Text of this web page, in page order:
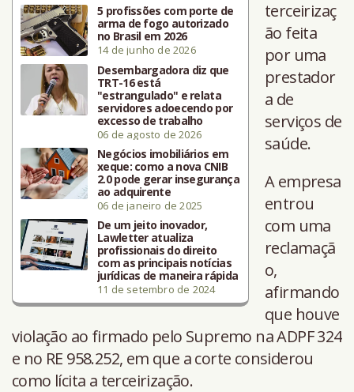
5 profissões com porte de
arma de fogo autorizado
no Brasil em 2026
14 de junho de 2026
Desembargadora diz que
TRT-16 está
"estrangulado" e relata
servidores adoecendo por
excesso de trabalho
06 de agosto de 2026
Negócios imobiliários em
xeque: como a nova CNIB
2.0 pode gerar insegurança
ao adquirente
06 de janeiro de 2025
De um jeito inovador,
Lawletter atualiza
profissionais do direito
com as principais notícias
jurídicas de maneira rápida
11 de setembro de 2024
terceirizaç
ão feita
por uma
prestador
a de
serviços de
saúde.
A empresa
entrou
com uma
reclamaçã
o,
afirmando
que houve
violação ao firmado pelo Supremo na ADPF 324
e no RE 958.252, em que a corte considerou
como lícita a terceirização.